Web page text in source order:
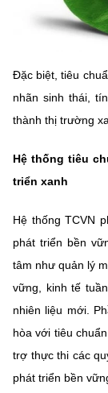
Đặc biệt, tiêu
nhãn sinh thái,
thành thị trường
Hệ thống tiêu
triển xanh
Hệ thống TCVN
phát triển bền
tâm như quản lý
vững, kinh tế
nhiên liệu mới.
hòa với tiêu
trợ thực thi các
phát triển bền